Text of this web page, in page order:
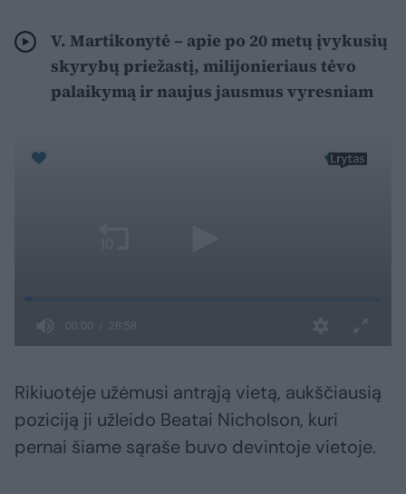
V. Martikonytė – apie po 20 metų įvykusių
skyrybų priežastį, milijonieriaus tėvo
palaikymą ir naujus jausmus vyresniam
Rikiuotėje užėmusi antrąją vietą, aukščiausią
poziciją ji užleido Beatai Nicholson, kuri
pernai šiame sąraše buvo devintoje vietoje.